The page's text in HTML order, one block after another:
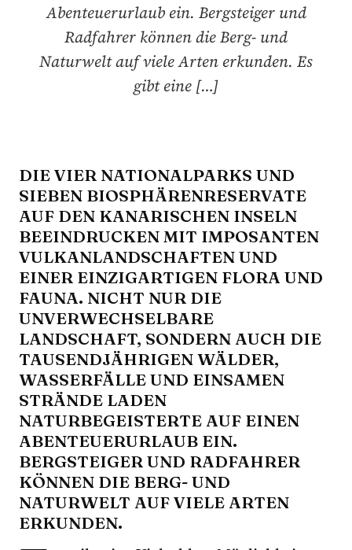
Abenteuerurlaub ein. Bergsteiger und
Radfahrer können die Berg- und
Naturwelt auf viele Arten erkunden. Es
gibt eine […]
DIE VIER NATIONALPARKS UND
SIEBEN BIOSPHÄRENRESERVATE
AUF DEN KANARISCHEN INSELN
BEEINDRUCKEN MIT IMPOSANTEN
VULKANLANDSCHAFTEN UND
EINER EINZIGARTIGEN FLORA UND
FAUNA. NICHT NUR DIE
UNVERWECHSELBARE
LANDSCHAFT, SONDERN AUCH DIE
TAUSENDJÄHRIGEN WÄLDER,
WASSERFÄLLE UND EINSAMEN
STRÄNDE LADEN
NATURBEGEISTERTE AUF EINEN
ABENTEUERURLAUB EIN.
BERGSTEIGER UND RADFAHRER
KÖNNEN DIE BERG- UND
NATURWELT AUF VIELE ARTEN
ERKUNDEN.